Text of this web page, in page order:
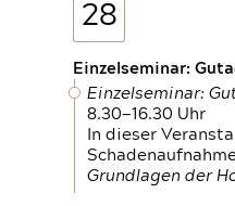
28
Einzelseminar:
Einzelseminar:
8.30—16.30 Uhr
In dieser
Grundlagen der